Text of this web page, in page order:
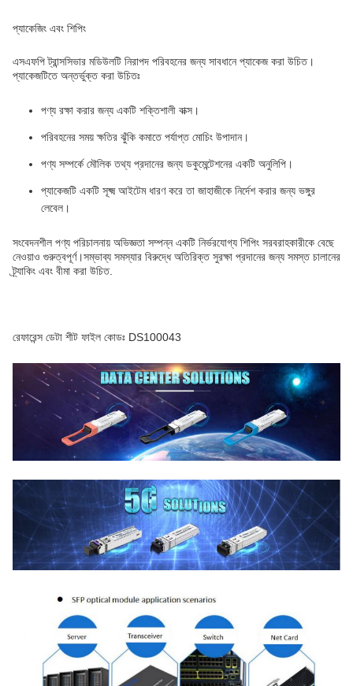
প্যাকেজিং এবং শিপিং
এসএফপি ট্রান্সসিভার মডিউলটি নিরাপদ পরিবহনের জন্য সাবধানে প্যাকেজ করা উচিত।
প্যাকেজটিতে অন্তর্ভুক্ত করা উচিতঃ
পণ্য রক্ষা করার জন্য একটি শক্তিশালী বাক্স।
পরিবহনের সময় ক্ষতির ঝুঁকি কমাতে পর্যাপ্ত মোচিং উপাদান।
পণ্য সম্পর্কে মৌলিক তথ্য প্রদানের জন্য ডকুমেন্টেশনের একটি অনুলিপি।
প্যাকেজটি একটি সূক্ষ্ম আইটেম ধারণ করে তা জাহাজীকে নির্দেশ করার জন্য ভঙ্গুর
লেবেল।
সংবেদনশীল পণ্য পরিচালনায় অভিজ্ঞতা সম্পন্ন একটি নির্ভরযোগ্য শিপিং সরবরাহকারীকে বেছে
নেওয়াও গুরুত্বপূর্ণ।সম্ভাব্য সমস্যার বিরুদ্ধে অতিরিক্ত সুরক্ষা প্রদানের জন্য সমস্ত চালানের
ট্র্যাকিং এবং বীমা করা উচিত.
রেফারেন্স ডেটা শীট ফাইল কোডঃ DS100043